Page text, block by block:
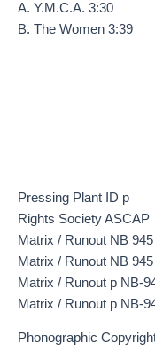
A. Y.M.C.A. 3:30
B. The Women 3:39
Pressing Plant ID p
Rights Society ASCAP
Matrix / Runout NB
Matrix / Runout NB
Matrix / Runout p NB-
Matrix / Runout p NB-
Phonographic